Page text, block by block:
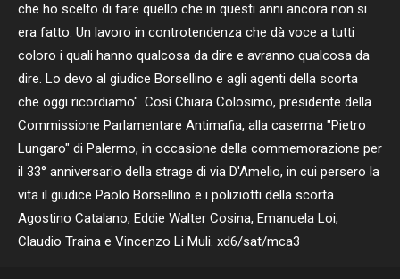
che ho scelto di fare quello che in questi anni ancora non si
era fatto. Un lavoro in controtendenza che dà voce a tutti
coloro i quali hanno qualcosa da dire e avranno qualcosa da
dire. Lo devo al giudice Borsellino e agli agenti della scorta
che oggi ricordiamo". Così Chiara Colosimo, presidente della
Commissione Parlamentare Antimafia, alla caserma "Pietro
Lungaro" di Palermo, in occasione della commemorazione per
il 33° anniversario della strage di via D'Amelio, in cui persero la
vita il giudice Paolo Borsellino e i poliziotti della scorta
Agostino Catalano, Eddie Walter Cosina, Emanuela Loi,
Claudio Traina e Vincenzo Li Muli. xd6/sat/mca3